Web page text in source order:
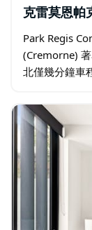
克雷莫恩帕
Park Regis
(Cremorne)
北僅幾分鐘車